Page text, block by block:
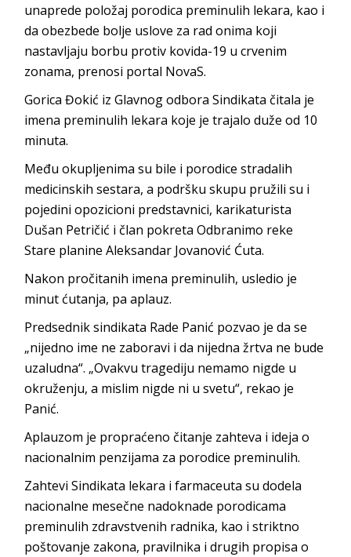
unaprede položaj porodica preminulih lekara, kao i
da obezbede bolje uslove za rad onima koji
nastavljaju borbu protiv kovida-19 u crvenim
zonama, prenosi portal NovaS.
Gorica Đokić iz Glavnog odbora Sindikata čitala je
imena preminulih lekara koje je trajalo duže od 10
minuta.
Među okupljenima su bile i porodice stradalih
medicinskih sestara, a podršku skupu pružili su i
pojedini opozicioni predstavnici, karikaturista
Dušan Petričić i član pokreta Odbranimo reke
Stare planine Aleksandar Jovanović Ćuta.
Nakon pročitanih imena preminulih, usledio je
minut ćutanja, pa aplauz.
Predsednik sindikata Rade Panić pozvao je da se
„nijedno ime ne zaboravi i da nijedna žrtva ne bude
uzaludna“. „Ovakvu tragediju nemamo nigde u
okruženju, a mislim nigde ni u svetu“, rekao je
Panić.
Aplauzom je propraćeno čitanje zahteva i ideja o
nacionalnim penzijama za porodice preminulih.
Zahtevi Sindikata lekara i farmaceuta su dodela
nacionalne mesečne nadoknade porodicama
preminulih zdravstvenih radnika, kao i striktno
poštovanje zakona, pravilnika i drugih propisa o